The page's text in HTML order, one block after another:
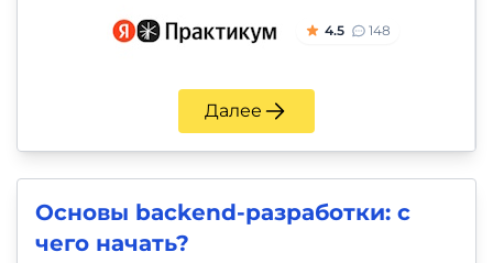
4.5 148
Далее
Основы backend-разработки: с
чего начать?